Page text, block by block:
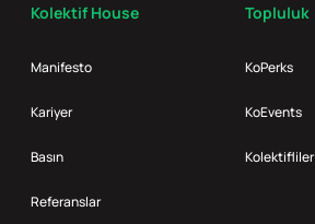
Kolektif House
Manifesto
Kariyer
Basın
Referanslar
Topluluk
KoPerks
KoEvents
Kolektifliler